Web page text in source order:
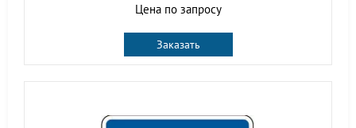
Цена по запросу
Заказать